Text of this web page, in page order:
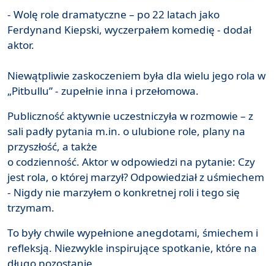
- Wolę role dramatyczne – po 22 latach jako
Ferdynand Kiepski, wyczerpałem komedię - dodał
aktor.
Niewątpliwie zaskoczeniem była dla wielu jego rola w
„Pitbullu” - zupełnie inna i przełomowa.
Publiczność aktywnie uczestniczyła w rozmowie – z
sali padły pytania m.in. o ulubione role, plany na
przyszłość, a także
o codzienność. Aktor w odpowiedzi na pytanie: Czy
jest rola, o której marzył? Odpowiedział z uśmiechem
- Nigdy nie marzyłem o konkretnej roli i tego się
trzymam.
To były chwile wypełnione anegdotami, śmiechem i
refleksją. Niezwykle inspirujące spotkanie, które na
długo pozostanie